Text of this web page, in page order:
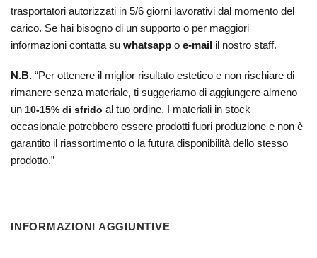
trasportatori autorizzati in 5/6 giorni lavorativi dal momento del
carico. Se hai bisogno di un supporto o per maggiori
informazioni contatta su whatsapp o e-mail il nostro staff.
N.B. “Per ottenere il miglior risultato estetico e non rischiare di
rimanere senza materiale, ti suggeriamo di aggiungere almeno
un 10-15% di sfrido al tuo ordine. I materiali in stock
occasionale potrebbero essere prodotti fuori produzione e non è
garantito il riassortimento o la futura disponibilità dello stesso
prodotto.”
INFORMAZIONI AGGIUNTIVE